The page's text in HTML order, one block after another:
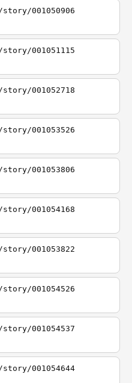
001050906
001051115
001052718
001053526
001053806
001054168
001053822
001054526
001054537
001054644